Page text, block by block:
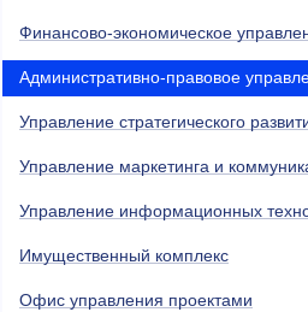
Финансово-экономическое
Административно-правовое
Управление стратегического
Управление маркетинга и
Управление информационных
Имущественный комплекс
Офис управления проектами